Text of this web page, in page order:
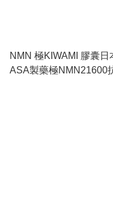
NMN 極KIWAMI 膠囊日
ASA製藥極NMN21600